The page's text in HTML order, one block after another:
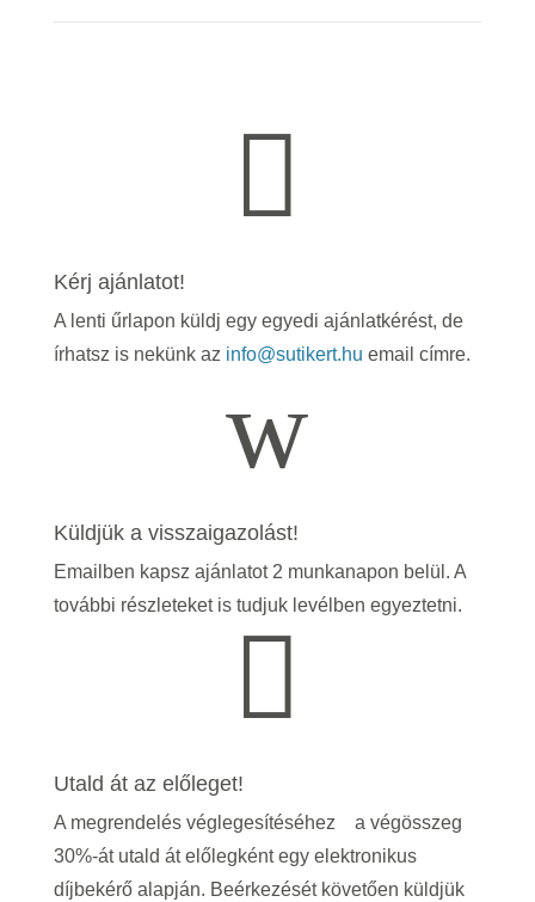

Kérj ajánlatot!
A lenti űrlapon küldj egy egyedi ajánlatkérést, de
írhatsz is nekünk az info@sutikert.hu email címre.
w
Küldjük a visszaigazolást!
Emailben kapsz ajánlatot 2 munkanapon belül. A
további részleteket is tudjuk levélben egyeztetni.

Utald át az előleget!
A megrendelés véglegesítéséhez a végösszeg
30%-át utald át előlegként egy elektronikus
díjbekérő alapján. Beérkezését követően küldjük